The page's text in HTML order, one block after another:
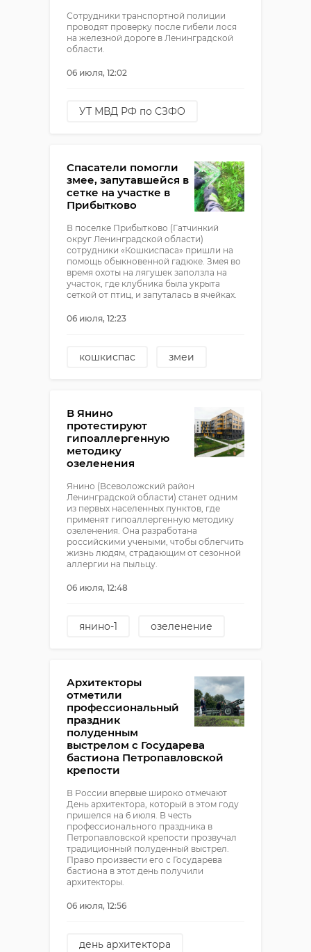
Сотрудники транспортной полиции
проводят проверку после гибели лося
на железной дороге в Ленинградской
области.
06 июля, 12:02
УТ МВД РФ по СЗФО
Спасатели помогли
змее, запутавшейся в
сетке на участке в
Прибытково
В поселке Прибытково (Гатчинкий
округ Ленинградской области)
сотрудники «Кошкиспаса» пришли на
помощь обыкновенной гадюке. Змея во
время охоты на лягушек заползла на
участок, где клубника была укрыта
сеткой от птиц, и запуталась в ячейках.
06 июля, 12:23
кошкиспас
змеи
В Янино
протестируют
гипоаллергенную
методику
озеленения
Янино (Всеволожский район
Ленинградской области) станет одним
из первых населенных пунктов, где
применят гипоаллергенную методику
озеленения. Она разработана
российскими учеными, чтобы облегчить
жизнь людям, страдающим от сезонной
аллергии на пыльцу.
06 июля, 12:48
янино-1
озеленение
Архитекторы
отметили
профессиональный
праздник
полуденным
выстрелом с Государева
бастиона Петропавловской
крепости
В России впервые широко отмечают
День архитектора, который в этом году
пришелся на 6 июля. В честь
профессионального праздника в
Петропавловской крепости прозвучал
традиционный полуденный выстрел.
Право произвести его с Государева
бастиона в этот день получили
архитекторы.
06 июля, 12:56
день архитектора